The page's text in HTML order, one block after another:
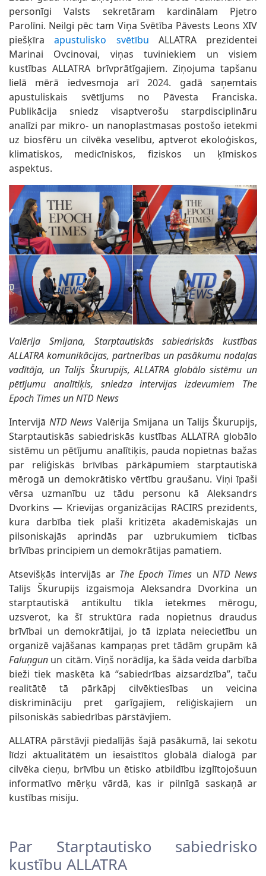
personīgi Valsts sekretāram kardinālam Pjetro
Parolīni. Neilgi pēc tam Viņa Svētība Pāvests Leons XIV
piešķīraapustulisko svētību ALLATRA prezidentei
Marinai Ovcinovai, viņas tuviniekiem un visiem
kustības ALLATRA brīvprātīgajiem. Ziņojuma tapšanu
lielā mērā iedvesmoja arī 2024. gadā saņemtais
apustuliskais svētījums no Pāvesta Franciska.
Publikācija sniedz visaptverošu starpdisciplināru
analīzi par mikro- un nanoplastmasas postošo ietekmi
uz biosfēru un cilvēka veselību, aptverot ekoloģiskos,
klimatiskos, medicīniskos, fiziskos un ķīmiskos
aspektus.
Valērija Smijana, Starptautiskās sabiedriskās kustības
ALLATRA komunikācijas, partnerības un pasākumu nodaļas
vadītāja, un Talijs Škurupijs, ALLATRA globālo sistēmu un
pētījumu analītiķis, sniedza intervijas izdevumiem The
Epoch Times un NTD News
Intervijā NTD News Valērija Smijana un Talijs Škurupijs,
Starptautiskās sabiedriskās kustības ALLATRA globālo
sistēmu un pētījumu analītiķis, pauda nopietnas bažas
par reliģiskās brīvības pārkāpumiem starptautiskā
mērogā un demokrātisko vērtību graušanu. Viņi īpaši
vērsa uzmanību uz tādu personu kā Aleksandrs
Dvorkins — Krievijas organizācijas RACIRS prezidents,
kura darbība tiek plaši kritizēta akadēmiskajās un
pilsoniskajās aprindās par uzbrukumiem ticības
brīvības principiem un demokrātijas pamatiem.
Atsevišķās intervijās ar The Epoch Times un NTD News
Talijs Škurupijs izgaismoja Aleksandra Dvorkina un
starptautiskā antikultu tīkla ietekmes mērogu,
uzsverot, ka šī struktūra rada nopietnus draudus
brīvībai un demokrātijai, jo tā izplata neiecietību un
organizē vajāšanas kampaņas pret tādām grupām kā
Faluņgun un citām. Viņš norādīja, ka šāda veida darbība
bieži tiek maskēta kā “sabiedrības aizsardzība”, taču
realitātē tā pārkāpj cilvēktiesības un veicina
diskrimināciju pret garīgajiem, reliģiskajiem un
pilsoniskās sabiedrības pārstāvjiem.
ALLATRA pārstāvji piedalījās šajā pasākumā, lai sekotu
līdzi aktualitātēm un iesaistītos globālā dialogā par
cilvēka cieņu, brīvību un ētisko atbildību izglītojošuun
informatīvo mērķu vārdā, kas ir pilnīgā saskaņā ar
kustības misiju.
Par Starptautisko sabiedrisko
kustību ALLATRA